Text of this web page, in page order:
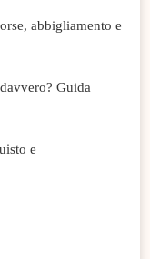
abbigliamento e
Guida
e